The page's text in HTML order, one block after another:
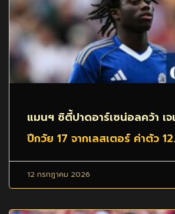
แมนฯ ซิตี้ปาดอาร์เซน่อลคว้า เจ
ปีกวัย 17 จากเลสเตอร์ ค่าตัว
12 กรกฎาคม 2026